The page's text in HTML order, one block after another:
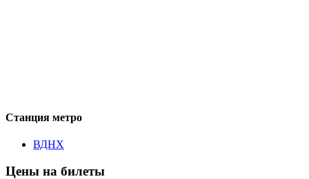
Станция метро
ВДНХ
Цены на билеты